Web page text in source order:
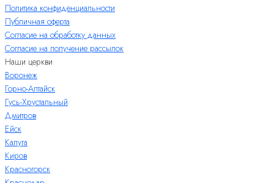
Политика конфиденциальности
Публичная оферта
Согласие на обработку данных
Согласие на получение рассылок
Наши церкви
Воронеж
Горно-Алтайск
Гусь-Хрустальный
Дмитров
Ейск
Калуга
Киров
Красногорск